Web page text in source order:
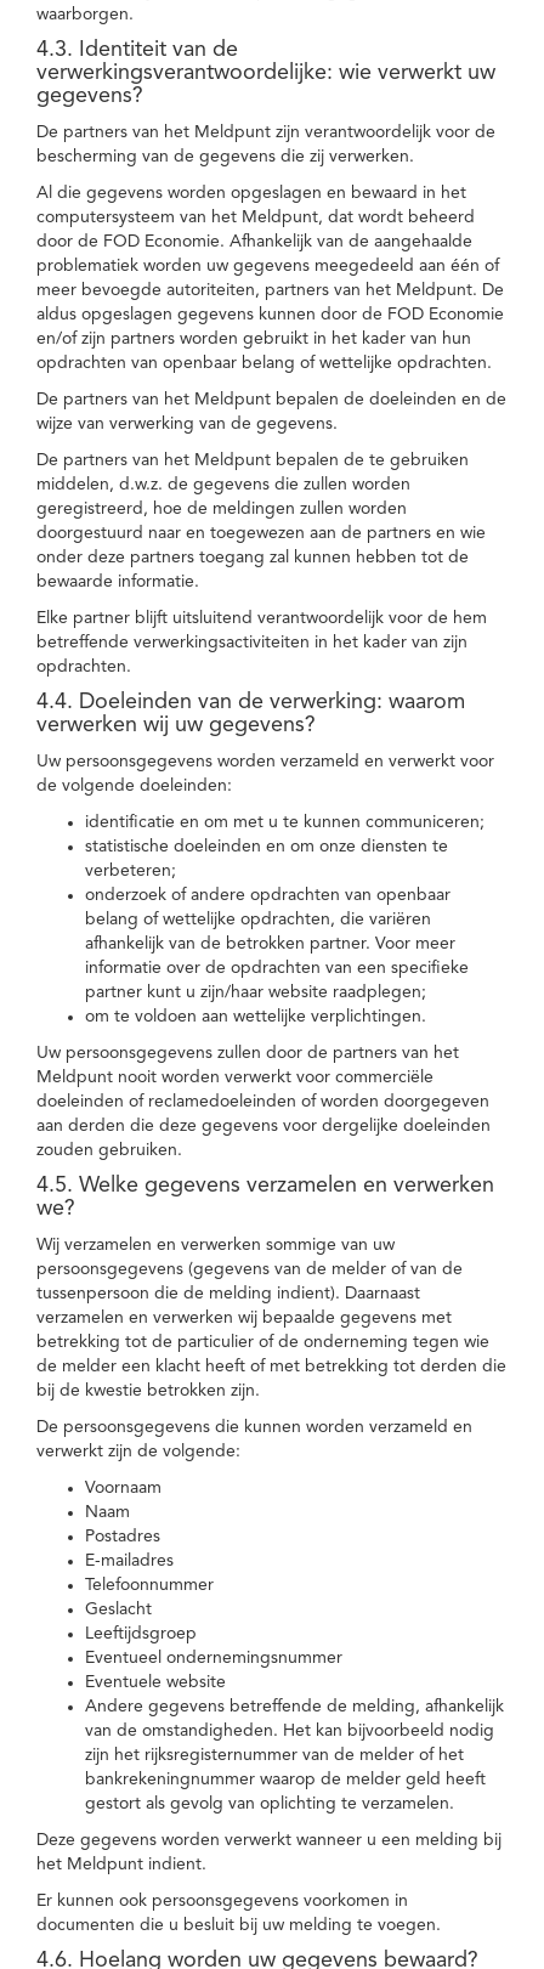
waarborgen.
4.3. Identiteit van de
verwerkingsverantwoordelijke: wie verwerkt uw
gegevens?
De partners van het Meldpunt zijn verantwoordelijk voor de
bescherming van de gegevens die zij verwerken.
Al die gegevens worden opgeslagen en bewaard in het
computersysteem van het Meldpunt, dat wordt beheerd
door de FOD Economie. Afhankelijk van de aangehaalde
problematiek worden uw gegevens meegedeeld aan één of
meer bevoegde autoriteiten, partners van het Meldpunt. De
aldus opgeslagen gegevens kunnen door de FOD Economie
en/of zijn partners worden gebruikt in het kader van hun
opdrachten van openbaar belang of wettelijke opdrachten.
De partners van het Meldpunt bepalen de doeleinden en de
wijze van verwerking van de gegevens.
De partners van het Meldpunt bepalen de te gebruiken
middelen, d.w.z. de gegevens die zullen worden
geregistreerd, hoe de meldingen zullen worden
doorgestuurd naar en toegewezen aan de partners en wie
onder deze partners toegang zal kunnen hebben tot de
bewaarde informatie.
Elke partner blijft uitsluitend verantwoordelijk voor de hem
betreffende verwerkingsactiviteiten in het kader van zijn
opdrachten.
4.4. Doeleinden van de verwerking: waarom
verwerken wij uw gegevens?
Uw persoonsgegevens worden verzameld en verwerkt voor
de volgende doeleinden:
identificatie en om met u te kunnen communiceren;
statistische doeleinden en om onze diensten te
verbeteren;
onderzoek of andere opdrachten van openbaar
belang of wettelijke opdrachten, die variëren
afhankelijk van de betrokken partner. Voor meer
informatie over de opdrachten van een specifieke
partner kunt u zijn/haar website raadplegen;
om te voldoen aan wettelijke verplichtingen.
Uw persoonsgegevens zullen door de partners van het
Meldpunt nooit worden verwerkt voor commerciële
doeleinden of reclamedoeleinden of worden doorgegeven
aan derden die deze gegevens voor dergelijke doeleinden
zouden gebruiken.
4.5. Welke gegevens verzamelen en verwerken
we?
Wij verzamelen en verwerken sommige van uw
persoonsgegevens (gegevens van de melder of van de
tussenpersoon die de melding indient). Daarnaast
verzamelen en verwerken wij bepaalde gegevens met
betrekking tot de particulier of de onderneming tegen wie
de melder een klacht heeft of met betrekking tot derden die
bij de kwestie betrokken zijn.
De persoonsgegevens die kunnen worden verzameld en
verwerkt zijn de volgende:
Voornaam
Naam
Postadres
E-mailadres
Telefoonnummer
Geslacht
Leeftijdsgroep
Eventueel ondernemingsnummer
Eventuele website
Andere gegevens betreffende de melding, afhankelijk
van de omstandigheden. Het kan bijvoorbeeld nodig
zijn het rijksregisternummer van de melder of het
bankrekeningnummer waarop de melder geld heeft
gestort als gevolg van oplichting te verzamelen.
Deze gegevens worden verwerkt wanneer u een melding bij
het Meldpunt indient.
Er kunnen ook persoonsgegevens voorkomen in
documenten die u besluit bij uw melding te voegen.
4.6. Hoelang worden uw gegevens bewaard?